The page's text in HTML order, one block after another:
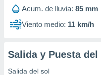
publicidad
Acum. de lluvia: 85 mm
Viento medio: 11 km/h
Salida y Puesta del
Salida del sol